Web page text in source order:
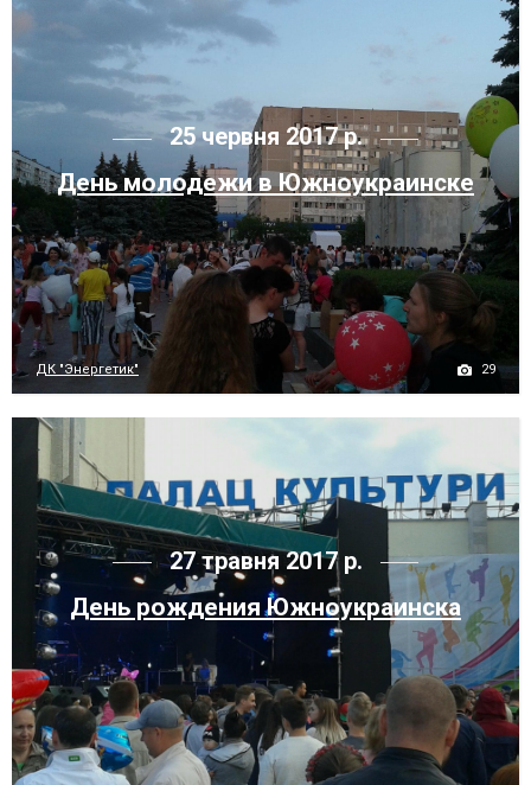
25 червня 2017 р.
День молодежи в Южноукраинске
ДК "Энергетик" 29
27 травня 2017 р.
День рождения Южноукраинска